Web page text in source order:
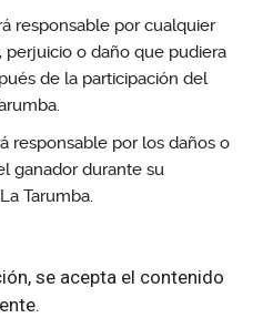
responsable por cualquier
perjuicio o daño que pudiera
de la participación del
responsable por los daños o
ganador durante su
Tarumba.
se acepta el contenido